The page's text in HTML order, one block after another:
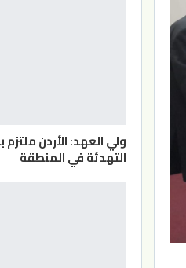
ولي العهد: الأردن
التهدئة في المنطقة